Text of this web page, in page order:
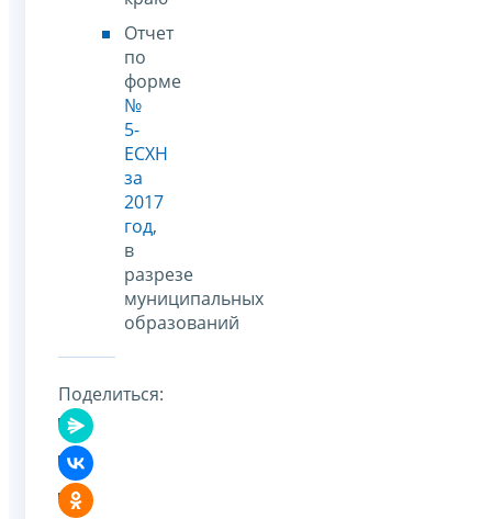
Отчет
по
форме
№
5-
ЕСХН
за
2017
год,
в
разрезе
муниципальных
образований
Поделиться: